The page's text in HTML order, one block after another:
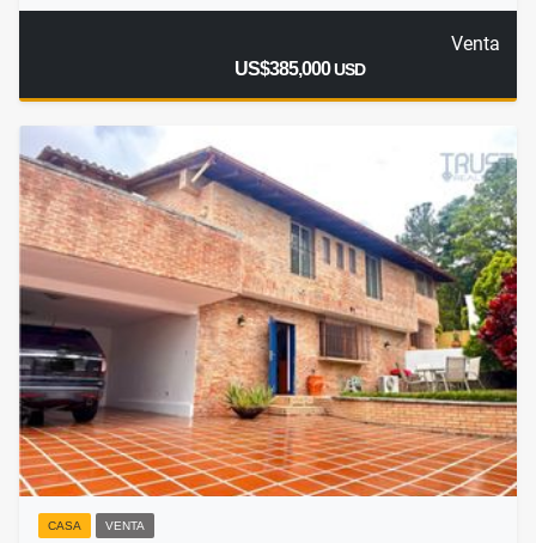
Venta
US$385,000USD
CASA VENTA